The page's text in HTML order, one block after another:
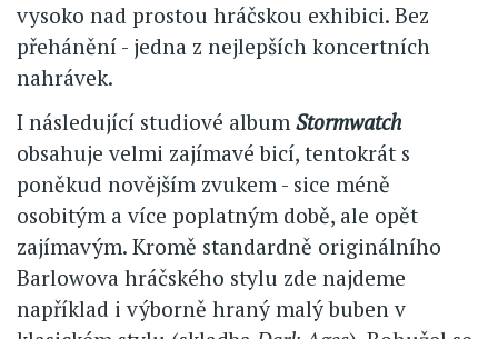
vysoko nad prostou hráčskou exhibici. Bez
přehánění - jedna z nejlepších koncertních
nahrávek.
I následující studiové album Stormwatch
obsahuje velmi zajímavé bicí, tentokrát s
poněkud novějším zvukem - sice méně
osobitým a více poplatným době, ale opět
zajímavým. Kromě standardně originálního
Barlowova hráčského stylu zde najdeme
například i výborně hraný malý buben v